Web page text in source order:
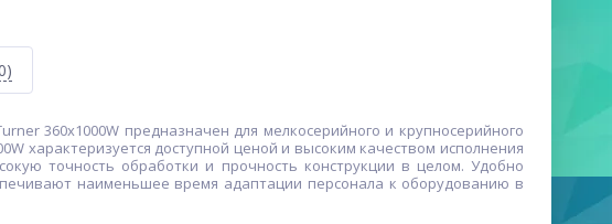
360x1000W предназначен для мелкосерийного и крупносерийного
характеризуется доступной ценой и высоким качеством исполнения
точность обработки и прочность конструкции в целом. Удобно
наименьшее время адаптации персонала к оборудованию в